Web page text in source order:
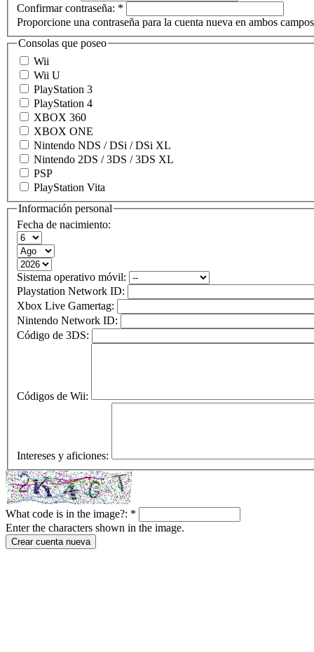
Confirmar contraseña: *
Proporcione una contraseña para la cuenta nueva en ambos
Consolas que poseo
Wii
Wii U
PlayStation 3
PlayStation 4
XBOX 360
XBOX ONE
Nintendo NDS / DSi / DSi XL
Nintendo 2DS / 3DS / 3DS XL
PSP
PlayStation Vita
Información personal
Fecha de nacimiento:
Sistema operativo móvil:
Playstation Network ID:
Xbox Live Gamertag:
Nintendo Network ID:
Código de 3DS:
Códigos de Wii:
Intereses y aficiones:
What code is in the image?: *
Enter the characters shown in the image.